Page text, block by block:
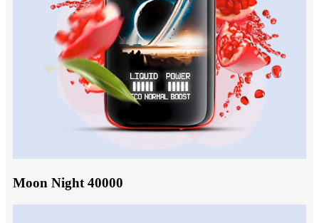
Moon Night 40000